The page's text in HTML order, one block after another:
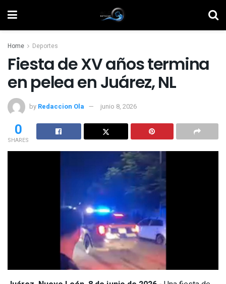
Home Deportes
Fiesta de XV años termina
en pelea en Juárez, NL
by Redaccion Ola junio 8, 2026
0
SHARES